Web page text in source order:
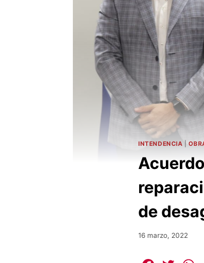
INTENDENCIA |
de
16 marzo, 2022